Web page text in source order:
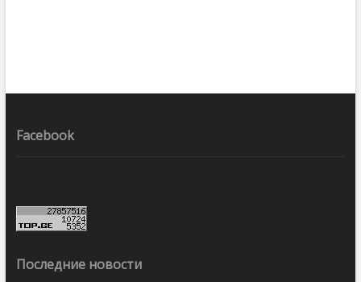
Facebook
Последние новости